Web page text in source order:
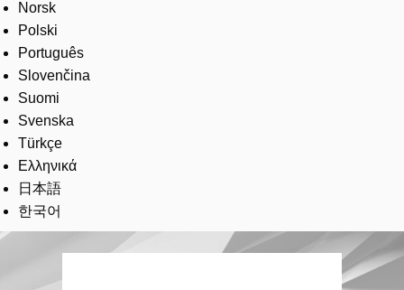
Norsk
Polski
Português
Slovenčina
Suomi
Svenska
Türkçe
Ελληνικά
日本語
한국어